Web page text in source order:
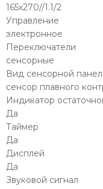
165х270//1.1/2
Управление
электронное
Переключатели
сенсорные
Вид сенсорной
сенсор плавного
Индикатор
Да
Таймер
Да
Дисплей
Да
Звуковой сигнал